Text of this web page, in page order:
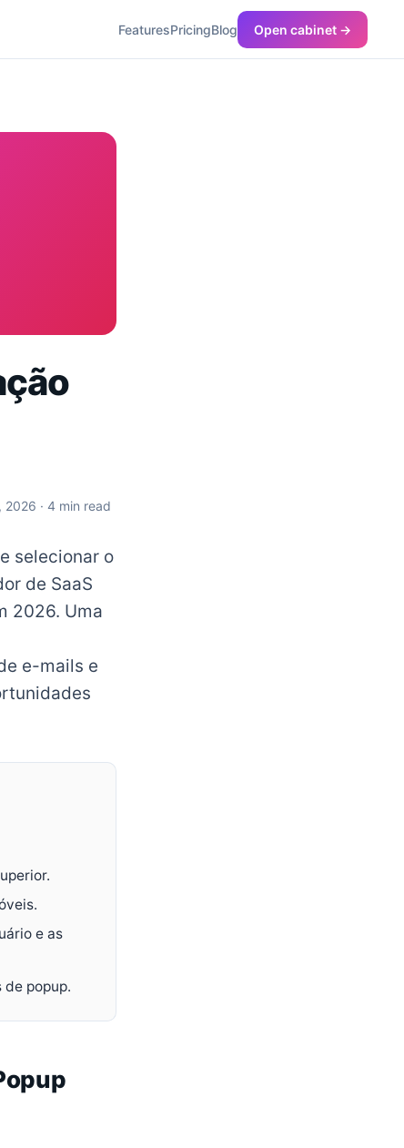
FeaturesPricingBlog Open cabinet →
2026 · 4 min read
selecionar o
de SaaS
2026. Uma
e-mails e
e as
popup.